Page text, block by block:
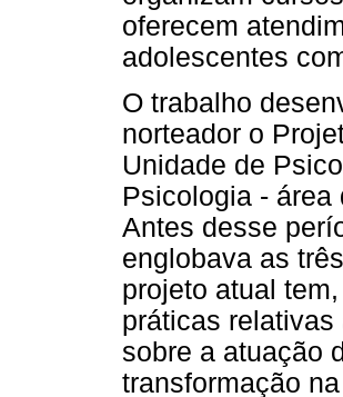
oferecem
adolescentes
O trabalho
norteador o
Unidade de
Psicologia -
Antes desse
englobava as
projeto atual
práticas
sobre a atuação
transformação